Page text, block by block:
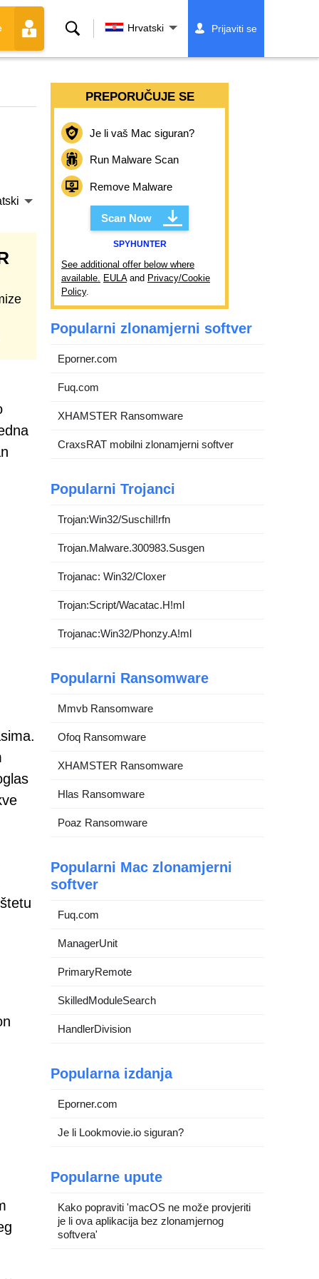
Traži Hrvatski Prijaviti se
PREPORUČUJE SE
Je li vaš Mac siguran?
Run Malware Scan
Remove Malware
Scan Now
SPYHUNTER
See additional offer below where
available. EULAand Privacy/Cookie
Policy.
Popularni zlonamjerni softver
Eporner.com
Fuq.com
XHAMSTER Ransomware
CraxsRAT mobilni zlonamjerni softver
Popularni Trojanci
Trojan:Win32/Suschil!rfn
Trojan.Malware.300983.Susgen
Trojanac: Win32/Cloxer
Trojan:Script/Wacatac.H!ml
Trojanac:Win32/Phonzy.A!ml
Popularni Ransomware
Mmvb Ransomware
Ofoq Ransomware
XHAMSTER Ransomware
Hlas Ransomware
Poaz Ransomware
Popularni Mac zlonamjerni
softver
Fuq.com
ManagerUnit
PrimaryRemote
SkilledModuleSearch
HandlerDivision
Popularna izdanja
Eporner.com
Je li Lookmovie.io siguran?
Popularne upute
Kako popraviti 'macOS ne može provjeriti
je li ova aplikacija bez zlonamjernog
softvera'